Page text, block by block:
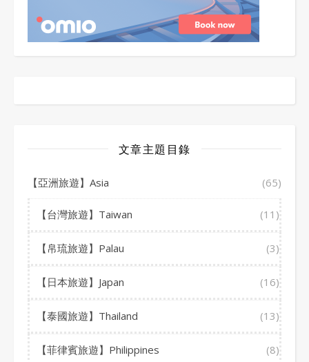
文章主題目錄
【亞洲旅遊】Asia (65)
【台灣旅遊】Taiwan (11)
【帛琉旅遊】Palau (3)
【日本旅遊】Japan (16)
【泰國旅遊】Thailand (13)
【菲律賓旅遊】Philippines (8)